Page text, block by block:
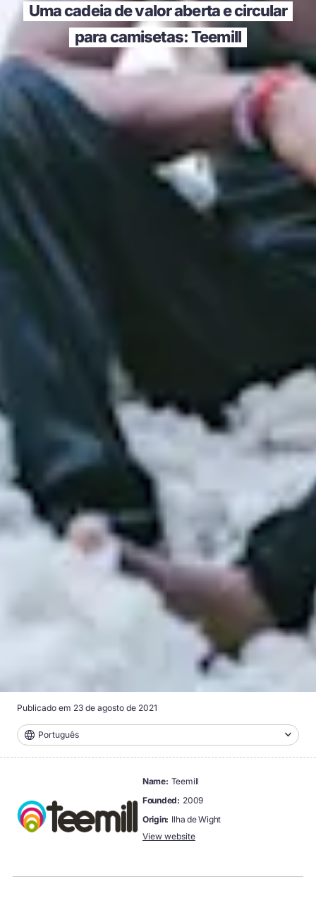
Uma cadeia de valor aberta e circular
para camisetas: Teemill
Publicado em 23 de agosto de 2021
Português
name:
Teemill
founded:
2009
origin: Ilha de Wight
View website